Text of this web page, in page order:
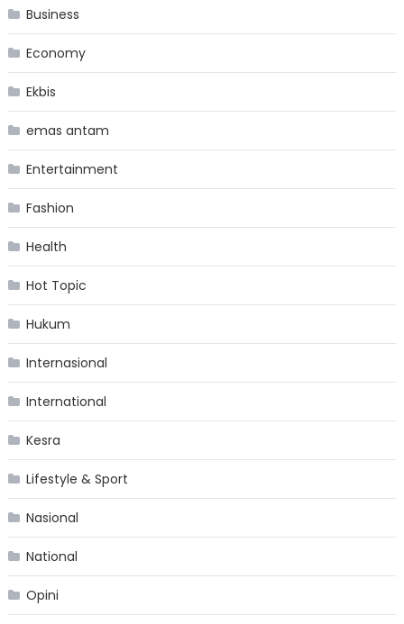
Business
Economy
Ekbis
emas antam
Entertainment
Fashion
Health
Hot Topic
Hukum
Internasional
International
Kesra
Lifestyle & Sport
Nasional
National
Opini